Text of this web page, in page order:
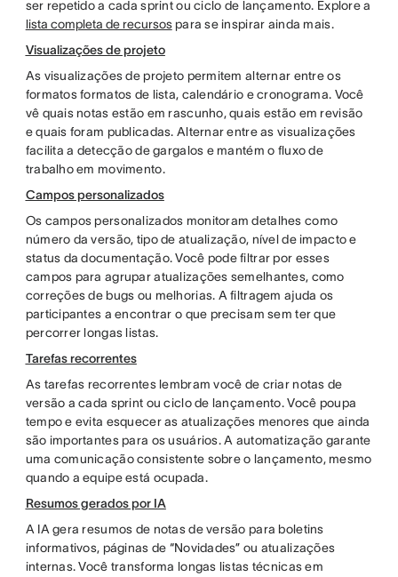
ser repetido a cada sprint ou ciclo de lançamento. Explore a
lista completa de recursospara se inspirar ainda mais.
Visualizações de projeto
As visualizações de projeto permitem alternar entre os
formatos formatos de lista, calendário e cronograma. Você
vê quais notas estão em rascunho, quais estão em revisão
e quais foram publicadas. Alternar entre as visualizações
facilita a detecção de gargalos e mantém o fluxo de
trabalho em movimento.
Campos personalizados
Os campos personalizados monitoram detalhes como
número da versão, tipo de atualização, nível de impacto e
status da documentação. Você pode filtrar por esses
campos para agrupar atualizações semelhantes, como
correções de bugs ou melhorias. A filtragem ajuda os
participantes a encontrar o que precisam sem ter que
percorrer longas listas.
Tarefas recorrentes
As tarefas recorrentes lembram você de criar notas de
versão a cada sprint ou ciclo de lançamento. Você poupa
tempo e evita esquecer as atualizações menores que ainda
são importantes para os usuários. A automatização garante
uma comunicação consistente sobre o lançamento, mesmo
quando a equipe está ocupada.
Resumos gerados por IA
A IA gera resumos de notas de versão para boletins
informativos, páginas de “Novidades” ou atualizações
internas. Você transforma longas listas técnicas em